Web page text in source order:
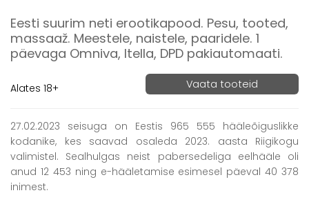
Eesti suurim neti erootikapood. Pesu, tooted,
massaaž. Meestele, naistele, paaridele. 1
päevaga Omniva, Itella, DPD pakiautomaati.
Alates 18+ Vaata tooteid
27.02.2023 seisuga on Eestis 965 555 hääleõiguslikke
kodanike, kes saavad osaleda 2023. aasta Riigikogu
valimistel. Sealhulgas neist pabersedeliga eelhääle oli
anud 12 453 ning e-hääletamise esimesel päeval 40 378
inimest.